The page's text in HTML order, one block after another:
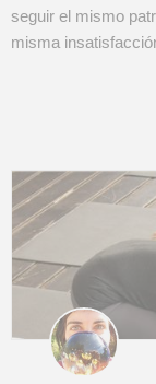
seguir el mismo
misma
pensar en un